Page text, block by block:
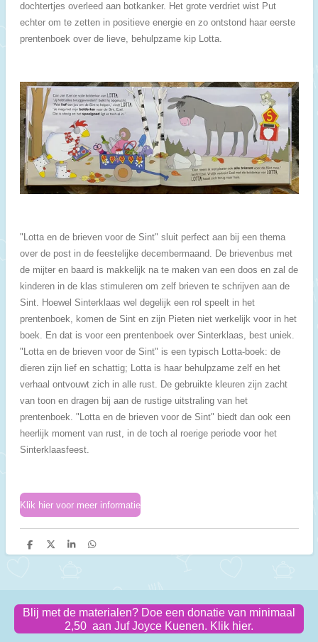
dochtertjes overleed aan botkanker. Het grote verdriet wist Put
echter om te zetten in positieve energie en zo ontstond haar eerste
prentenboek over de lieve, behulpzame kip Lotta.
"Lotta en de brieven voor de Sint" sluit perfect aan bij een thema
over de post in de feestelijke decembermaand. De brievenbus met
de mijter en baard is makkelijk na te maken van een doos en zal de
kinderen in de klas stimuleren om zelf brieven te schrijven aan de
Sint. Hoewel Sinterklaas wel degelijk een rol speelt in het
prentenboek, komen de Sint en zijn Pieten niet werkelijk voor in het
boek. En dat is voor een prentenboek over Sinterklaas, best uniek.
"Lotta en de brieven voor de Sint" is een typisch Lotta-boek: de
dieren zijn lief en schattig; Lotta is haar behulpzame zelf en het
verhaal ontvouwt zich in alle rust. De gebruikte kleuren zijn zacht
van toon en dragen bij aan de rustige uitstraling van het
prentenboek. "Lotta en de brieven voor de Sint" biedt dan ook een
heerlijk moment van rust, in de toch al roerige periode voor het
Sinterklaasfeest.
Klik hier voor meer informatie
D
e
D
e
S
h
D
e
Blij met de materialen? Doe een donatie van minimaal
2,50 aan Juf Joyce Kuenen. Klik hier.